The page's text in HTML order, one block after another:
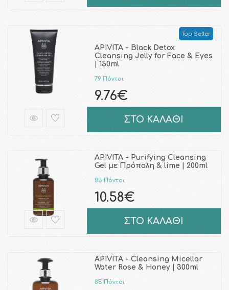
Top Seller
APIVITA - Black Detox
Cleansing Jelly for Face & Eyes
| 150ml
79 Πόντοι
9.76€
ΣΤΟ ΚΑΛΑΘΙ
APIVITA - Purifying Cleansing
Gel με Πρόπολη & lime | 200ml
85 Πόντοι
10.58€
ΣΤΟ ΚΑΛΑΘΙ
APIVITA - Cleansing Micellar
Water Rose & Honey | 300ml
85 Πόντοι